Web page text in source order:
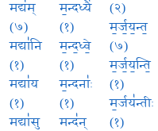
मद्य॑म्
(७)
मद्या॑नि
(१)
मद्या॑य
(१)
मद्या॑सु
म॒न्दध्यै॑
(१)
म॒न्द॒ध्वे॒
(१)
म॒न्दनाः॑
(१)
मन्द॑न्
(२)
म॒र्ज॒य॒न्त॒
(७)
म॒र्ज॒य॒न्ति॒
(१)
म॒र्जय॑न्तीः
(१)